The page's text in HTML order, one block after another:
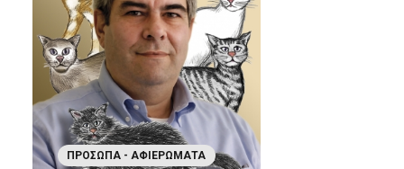
ΠΡΌΣΩΠΑ - ΑΦΙΕΡΏΜΑΤΑ